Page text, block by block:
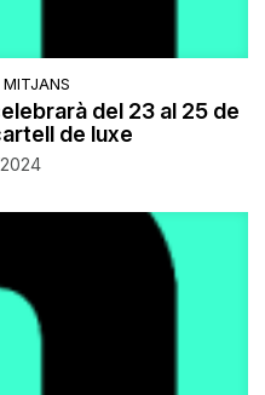
del 23 al 25 de
de luxe